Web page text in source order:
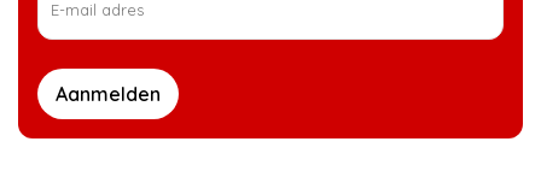
Aanmelden